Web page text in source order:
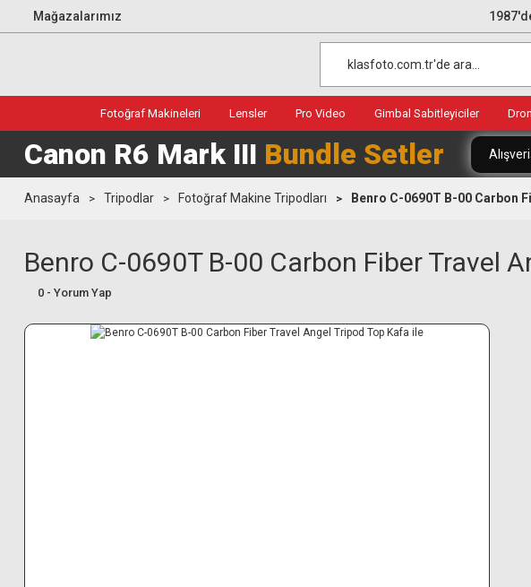
Mağazalarımız
Fotoğraf Makineleri Lensler Pro Video Gimbal Sabitleyiciler
Canon R6 Mark III Bundle Setler
Anasayfa Tripodlar Fotoğraf Makine Tripodları Benro C-0690T B-00 Carbon
Benro C-0690T B-00 Carbon Fiber Travel
0 - Yorum Yap